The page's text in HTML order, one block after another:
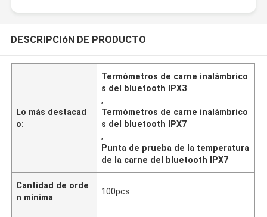
DESCRIPCIóN DE PRODUCTO
Lo más destacad
o:
Termómetros de carne inalámbrico
s del bluetooth IPX3
,
Termómetros de carne inalámbrico
s del bluetooth IPX7
,
Punta de prueba de la temperatura
de la carne del bluetooth IPX7
Cantidad de orde
n mínima
100pcs